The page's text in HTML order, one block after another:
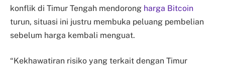
konflik di Timur Tengah mendorong harga Bitcoin
turun, situasi ini justru membuka peluang pembelian
sebelum harga kembali menguat.
“Kekhawatiran risiko yang terkait dengan Timur